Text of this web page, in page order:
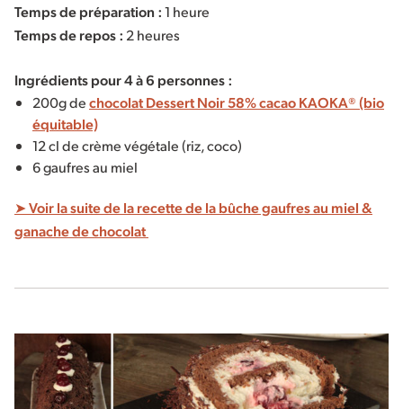
Temps de préparation :1 heure
Temps de repos : 2 heures
Ingrédients pour 4 à 6 personnes :
200g dechocolat Dessert Noir 58% cacao KAOKA® (bio
équitable)
12 cl de crème végétale (riz, coco)
6 gaufres au miel
➤ Voir la suite de la recette de la bûche gaufres au miel &
ganache de chocolat